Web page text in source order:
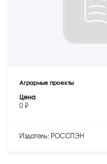
Аграрные проекты
Цена
0 ₽
Издатель: РОССПЭН